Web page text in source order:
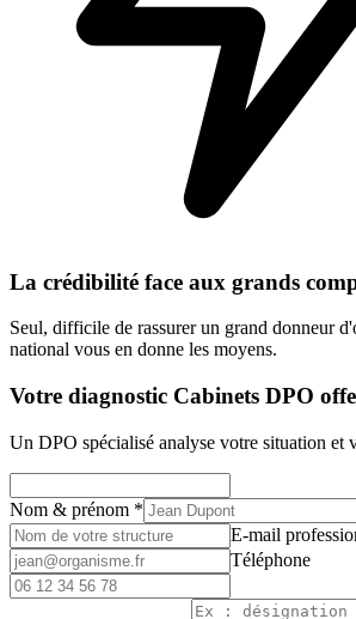
La crédibilité face aux grands
Seul, difficile de rassurer un grand donneur
national vous en donne les moyens.
Votre diagnostic Cabinets DPO
Un DPO spécialisé analyse votre situation et
Nom & prénom *
E-mail
Téléphone